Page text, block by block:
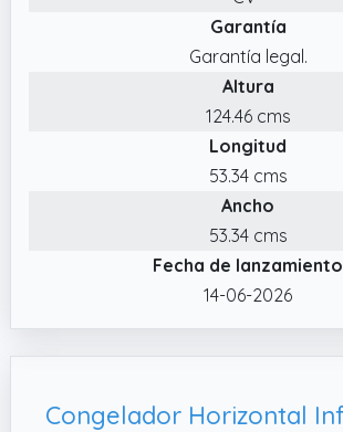
Garantía
Garantía legal.
Altura
124.46 cms
Longitud
53.34 cms
Ancho
53.34 cms
Fecha de lanzamiento
14-06-2026